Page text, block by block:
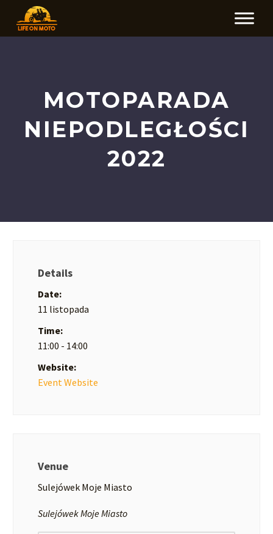
MOTOPARADA
NIEPODLEGŁOŚCI
2022
Details
Date:
11 listopada
Time:
11:00 - 14:00
Website:
Event Website
Venue
Sulejówek Moje Miasto
Sulejówek Moje Miasto